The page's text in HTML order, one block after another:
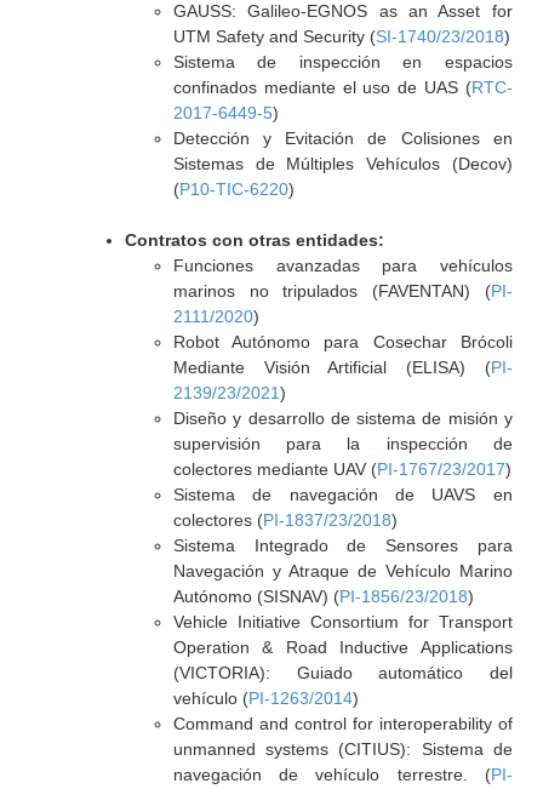
GAUSS: Galileo-EGNOS as an Asset for
UTM Safety and Security (SI-1740/23/2018)
Sistema de inspección en espacios
confinados mediante el uso de UAS (RTC-
2017-6449-5)
Detección y Evitación de Colisiones en
Sistemas de Múltiples Vehículos (Decov)
(P10-TIC-6220)
Contratos con otras entidades:
Funciones avanzadas para vehículos
marinos no tripulados (FAVENTAN) (PI-
2111/2020)
Robot Autónomo para Cosechar Brócoli
Mediante Visión Artificial (ELISA) (PI-
2139/23/2021)
Diseño y desarrollo de sistema de misión y
supervisión para la inspección de
colectores mediante UAV (PI-1767/23/2017)
Sistema de navegación de UAVS en
colectores (PI-1837/23/2018)
Sistema Integrado de Sensores para
Navegación y Atraque de Vehículo Marino
Autónomo (SISNAV) (PI-1856/23/2018)
Vehicle Initiative Consortium for Transport
Operation & Road Inductive Applications
(VICTORIA): Guiado automático del
vehículo (PI-1263/2014)
Command and control for interoperability of
unmanned systems (CITIUS): Sistema de
navegación de vehículo terrestre. (PI-